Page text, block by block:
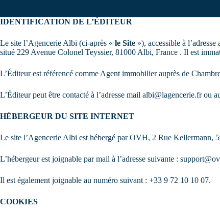
IDENTIFICATION DE L’ÉDITEUR
Le site l’Agencerie Albi (ci-après « le Site »), accessible à
situé 229 Avenue Colonel Teyssier, 81000 Albi, France . Il est
L’Éditeur est référencé comme Agent immobilier auprès de
L’Éditeur peut être contacté à l’adresse mail albi@lagencerie.frou
HÉBERGEUR DU SITE INTERNET
Le site l’Agencerie Albi est hébergé par OVH, 2 Rue Kellermann,
L’hébergeur est joignable par mail à l’adresse suivante :
Il est également joignable au numéro suivant : +33 9 72 10 10 07.
COOKIES